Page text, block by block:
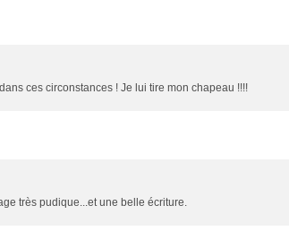
ces circonstances ! Je lui tire mon chapeau !!!!
très pudique...et une belle écriture.